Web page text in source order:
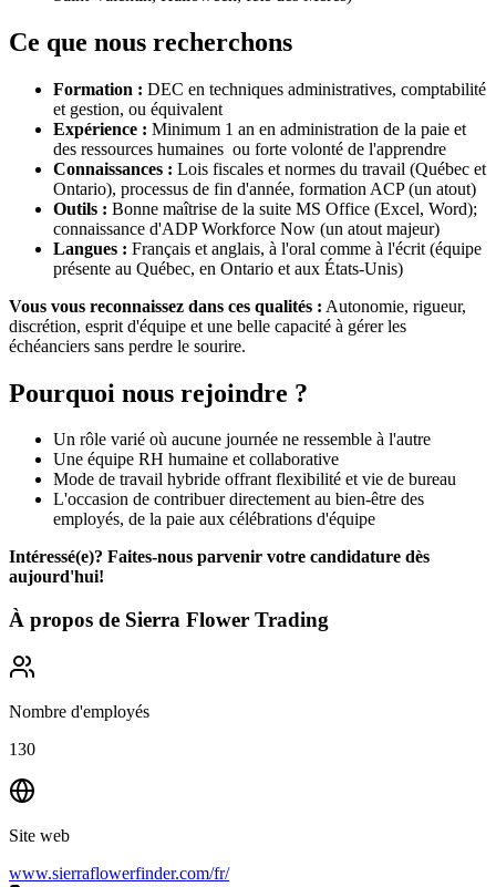
Ce que nous recherchons
Formation : DEC en techniques administratives, comptabilité
et gestion, ou équivalent
Expérience : Minimum 1 an en administration de la paie et
des ressources humaines ou forte volonté de l'apprendre
Connaissances : Lois fiscales et normes du travail (Québec et
Ontario), processus de fin d'année, formation ACP (un atout)
Outils : Bonne maîtrise de la suite MS Office (Excel, Word);
connaissance d'ADP Workforce Now (un atout majeur)
Langues : Français et anglais, à l'oral comme à l'écrit (équipe
présente au Québec, en Ontario et aux États-Unis)
Vous vous reconnaissez dans ces qualités : Autonomie, rigueur,
discrétion, esprit d'équipe et une belle capacité à gérer les
échéanciers sans perdre le sourire.
Pourquoi nous rejoindre ?
Un rôle varié où aucune journée ne ressemble à l'autre
Une équipe RH humaine et collaborative
Mode de travail hybride offrant flexibilité et vie de bureau
L'occasion de contribuer directement au bien-être des
employés, de la paie aux célébrations d'équipe
Intéressé(e)? Faites-nous parvenir votre candidature dès
aujourd'hui!
À propos de Sierra Flower Trading
Nombre d'employés
130
Site web
www.sierraflowerfinder.com/fr/